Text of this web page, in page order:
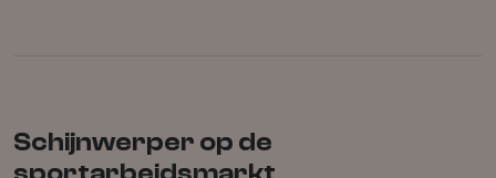
Schijnwerper op de